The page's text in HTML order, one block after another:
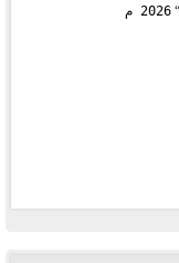
2026 م